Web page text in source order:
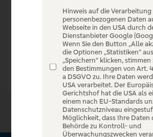
Zur Startseite
Hinweis auf die
personenbezogenen Daten
Webseite in den USA durch
Dienstanbieter Google
Wenn Sie den Button „Alle
die Optionen „Statistiken“
„Speichern“ klicken,
den Bestimmungen von Art.
a DSGVO zu. Ihre Daten
USA verarbeitet. Der
Gerichtshof hat die USA als
einem nach EU-Standards
Datenschutzniveau
Möglichkeit, dass Ihre Daten
Behörde zu Kontroll- und
Überwachungszwecken